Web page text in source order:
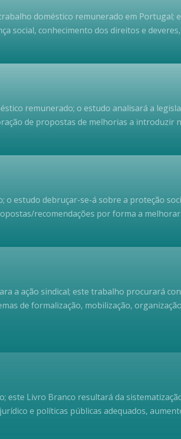
doméstico remunerado em
social, conhecimento dos direitos e
remunerado; o estudo analisará a
de propostas de melhorias a introduzir
estudo debruçar-se-á sobre a proteção
recomendações por forma a
a ação sindical; este trabalho procurará
de formalização, mobilização,
Livro Branco resultará da
e políticas públicas adequados,